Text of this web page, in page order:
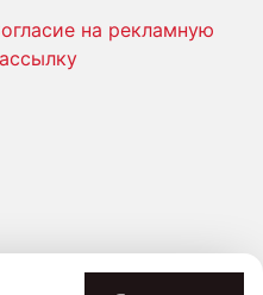
на рекламную